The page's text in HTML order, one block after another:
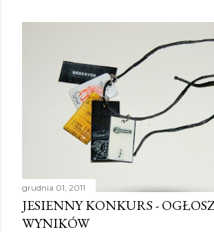
grudnia 01, 2011
JESIENNY KONKURS -
WYNIKÓW